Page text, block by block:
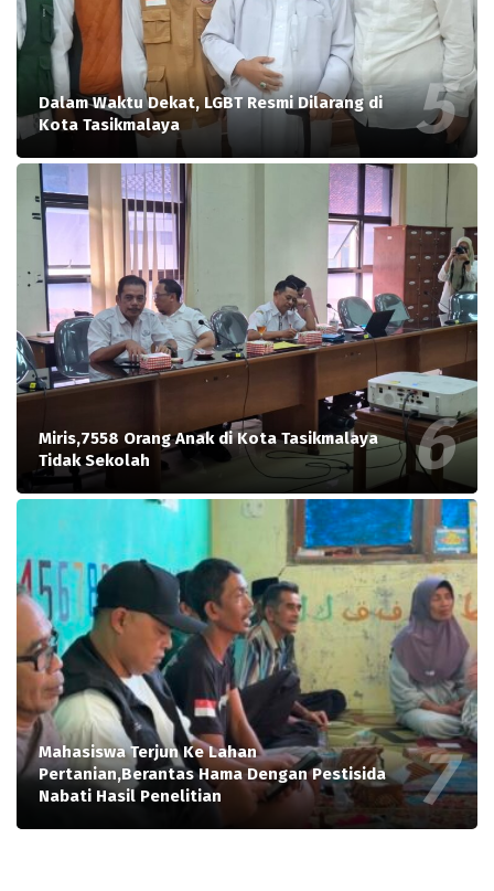
Dalam Waktu Dekat, LGBT Resmi Dilarang di
Kota Tasikmalaya
Miris,7558 Orang Anak di Kota Tasikmalaya
Tidak Sekolah
Mahasiswa Terjun Ke Lahan
Pertanian,Berantas Hama Dengan Pestisida
Nabati Hasil Penelitian